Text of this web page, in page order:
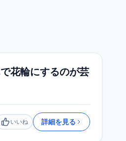
花輪にするのが芸
いいね
いいね 詳細を見る